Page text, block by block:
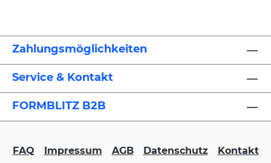
Zahlungsmöglichkeiten
Service & Kontakt
FORMBLITZ B2B
FAQ Impressum AGB Datenschutz Kontakt